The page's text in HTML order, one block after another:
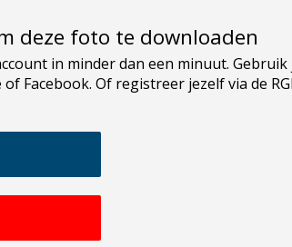
deze foto te downloaden